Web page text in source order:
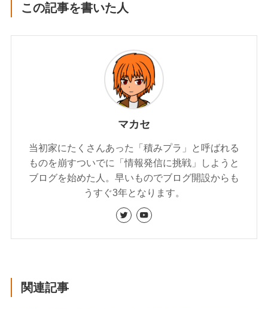
この記事を書いた人
マカセ
当初家にたくさんあった「積みプラ」と呼ばれる
ものを崩すついでに「情報発信に挑戦」しようと
ブログを始めた人。早いものでブログ開設からも
うすぐ3年となります。
関連記事